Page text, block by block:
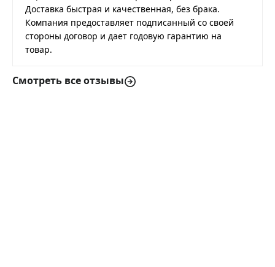
Доставка быстрая и качественная, без брака.
Компания предоставляет подписанный со своей
стороны договор и дает годовую гарантию на
товар.
Смотреть все отзывы